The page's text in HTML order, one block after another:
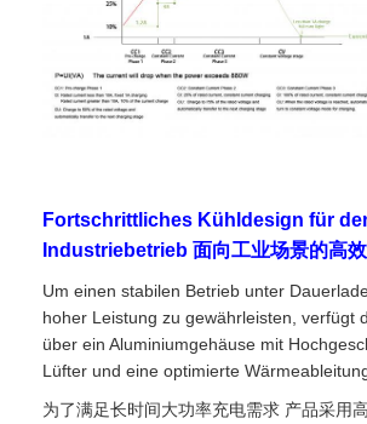
Fortschrittliches Kühldesign für
Industriebetrieb 面向工业场景的高
Um einen stabilen Betrieb unter
hoher Leistung zu gewährleisten, verfügt
über ein Aluminiumgehäuse mit
Lüfter und eine optimierte
为了满足长时间大功率充电需求 产品采用